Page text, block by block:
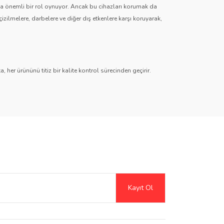
önemli bir rol oynuyor. Ancak bu cihazları korumak da
darbelere ve diğer dış etkenlere karşı koruyarak,
her ürününü titiz bir kalite kontrol sürecinden geçirir.
sistemlerinden dijital gösterge ekranlarına kadar her
ve mat seçeneklerle ekran netliğini artırırken, gizlilik
kreatif kullanıcılar için harika bir çözüm sunar.
Kayıt Ol